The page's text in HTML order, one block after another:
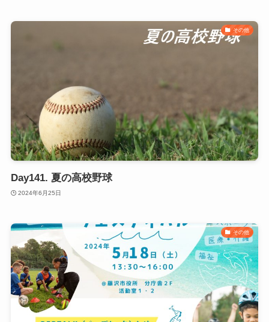
その他
Day141. 夏の高校野球
2024年6月25日
その他